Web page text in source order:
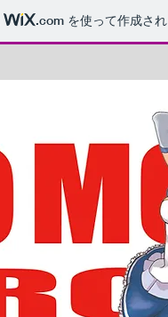
.com を使って作成さ